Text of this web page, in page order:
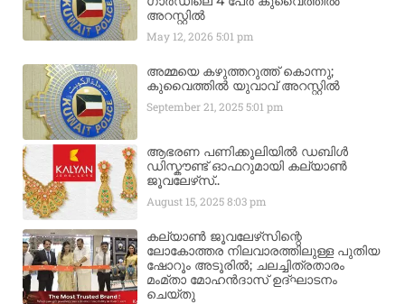
അറസ്റ്റിൽ
May 12, 20265:01 pm
അമ്മയെ കഴുത്തറുത്ത് കൊന്നു;
കുവൈത്തിൽ യുവാവ് അറസ്റ്റിൽ
September 21, 20255:01 pm
ആഭരണ പണിക്കൂലിയിൽ ഡബിൾ
ഡിസ്കൗണ്ട് ഓഫറുമായി കല്യാൺ
ജൂവലേഴ്‌സ്..
August 15, 20258:03 pm
കല്യാൺ ജൂവലേഴ്‌സിന്റെ
ലോകോത്തര നിലവാരത്തിലുള്ള പുതിയ
ഷോറൂം അടൂരിൽ; ചലച്ചിത്രതാരം
മംമ്താ മോഹൻദാസ് ഉദ്ഘാടനം
ചെയ്‌തു